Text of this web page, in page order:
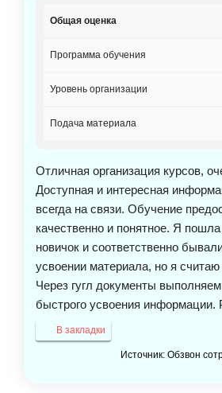
Общая оценка
Программа обучения
Уровень организации
Подача материала
Отличная организация курсов,
Доступная и интересная
всегда на связи. Обучение
качественно и понятное. Я
новичок и соответственно
усвоении материала, но я
Через гугл документы
быстрого усвоения информации.
В закладки
Источник: Обзвон